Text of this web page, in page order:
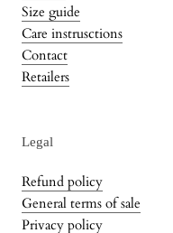
Size guide
Care instrusctions
Contact
Retailers
Legal
Refund policy
General terms of sale
Privacy policy